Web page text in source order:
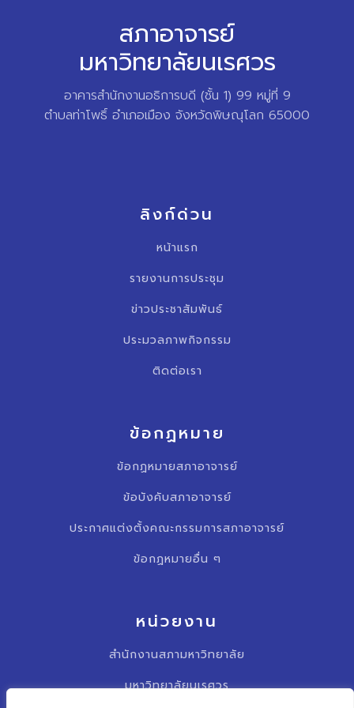
สภาอาจารย์
มหาวิทยาลัยนเรศวร
อาคารสำนักงานอธิการบดี (ชั้น 1) 99 หมู่ที่ 9
ตำบลท่าโพธิ์ อำเภอเมือง จังหวัดพิษณุโลก 65000
ลิงก์ด่วน
หน้าแรก
รายงานการประชุม
ข่าวประชาสัมพันธ์
ประมวลภาพกิจกรรม
ติดต่อเรา
ข้อกฏหมาย
ข้อกฏหมายสภาอาจารย์
ข้อบังคับสภาอาจารย์
ประกาศแต่งตั้งคณะกรรมการสภาอาจารย์
ข้อกฏหมายอื่น ๆ
หน่วยงาน
สำนักงานสภามหาวิทยาลัย
มหาวิทยาลัยนเรศวร